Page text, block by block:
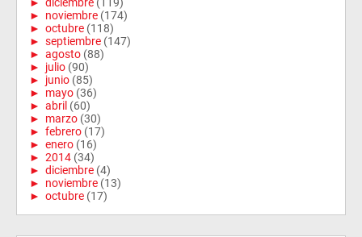
► noviembre (174)
► octubre (118)
► septiembre (147)
► agosto (88)
► julio (90)
► junio (85)
► mayo (36)
► abril (60)
► marzo (30)
► febrero (17)
► enero (16)
► 2014 (34)
► diciembre (4)
► noviembre (13)
► octubre (17)